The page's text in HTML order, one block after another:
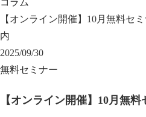
コラム
【オンライン開催】10月無料セ
内
2025/09/30
無料セミナー
【オンライン開催】10月無